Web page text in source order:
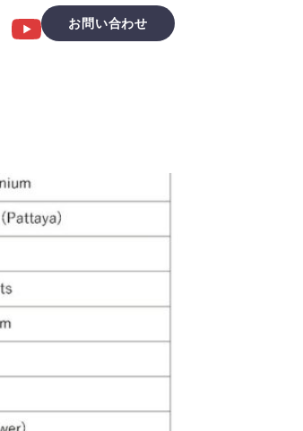
お問い合わせ